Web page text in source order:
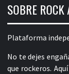
SOBRE ROCK
Plataforma
No te dejes
que rockeros.